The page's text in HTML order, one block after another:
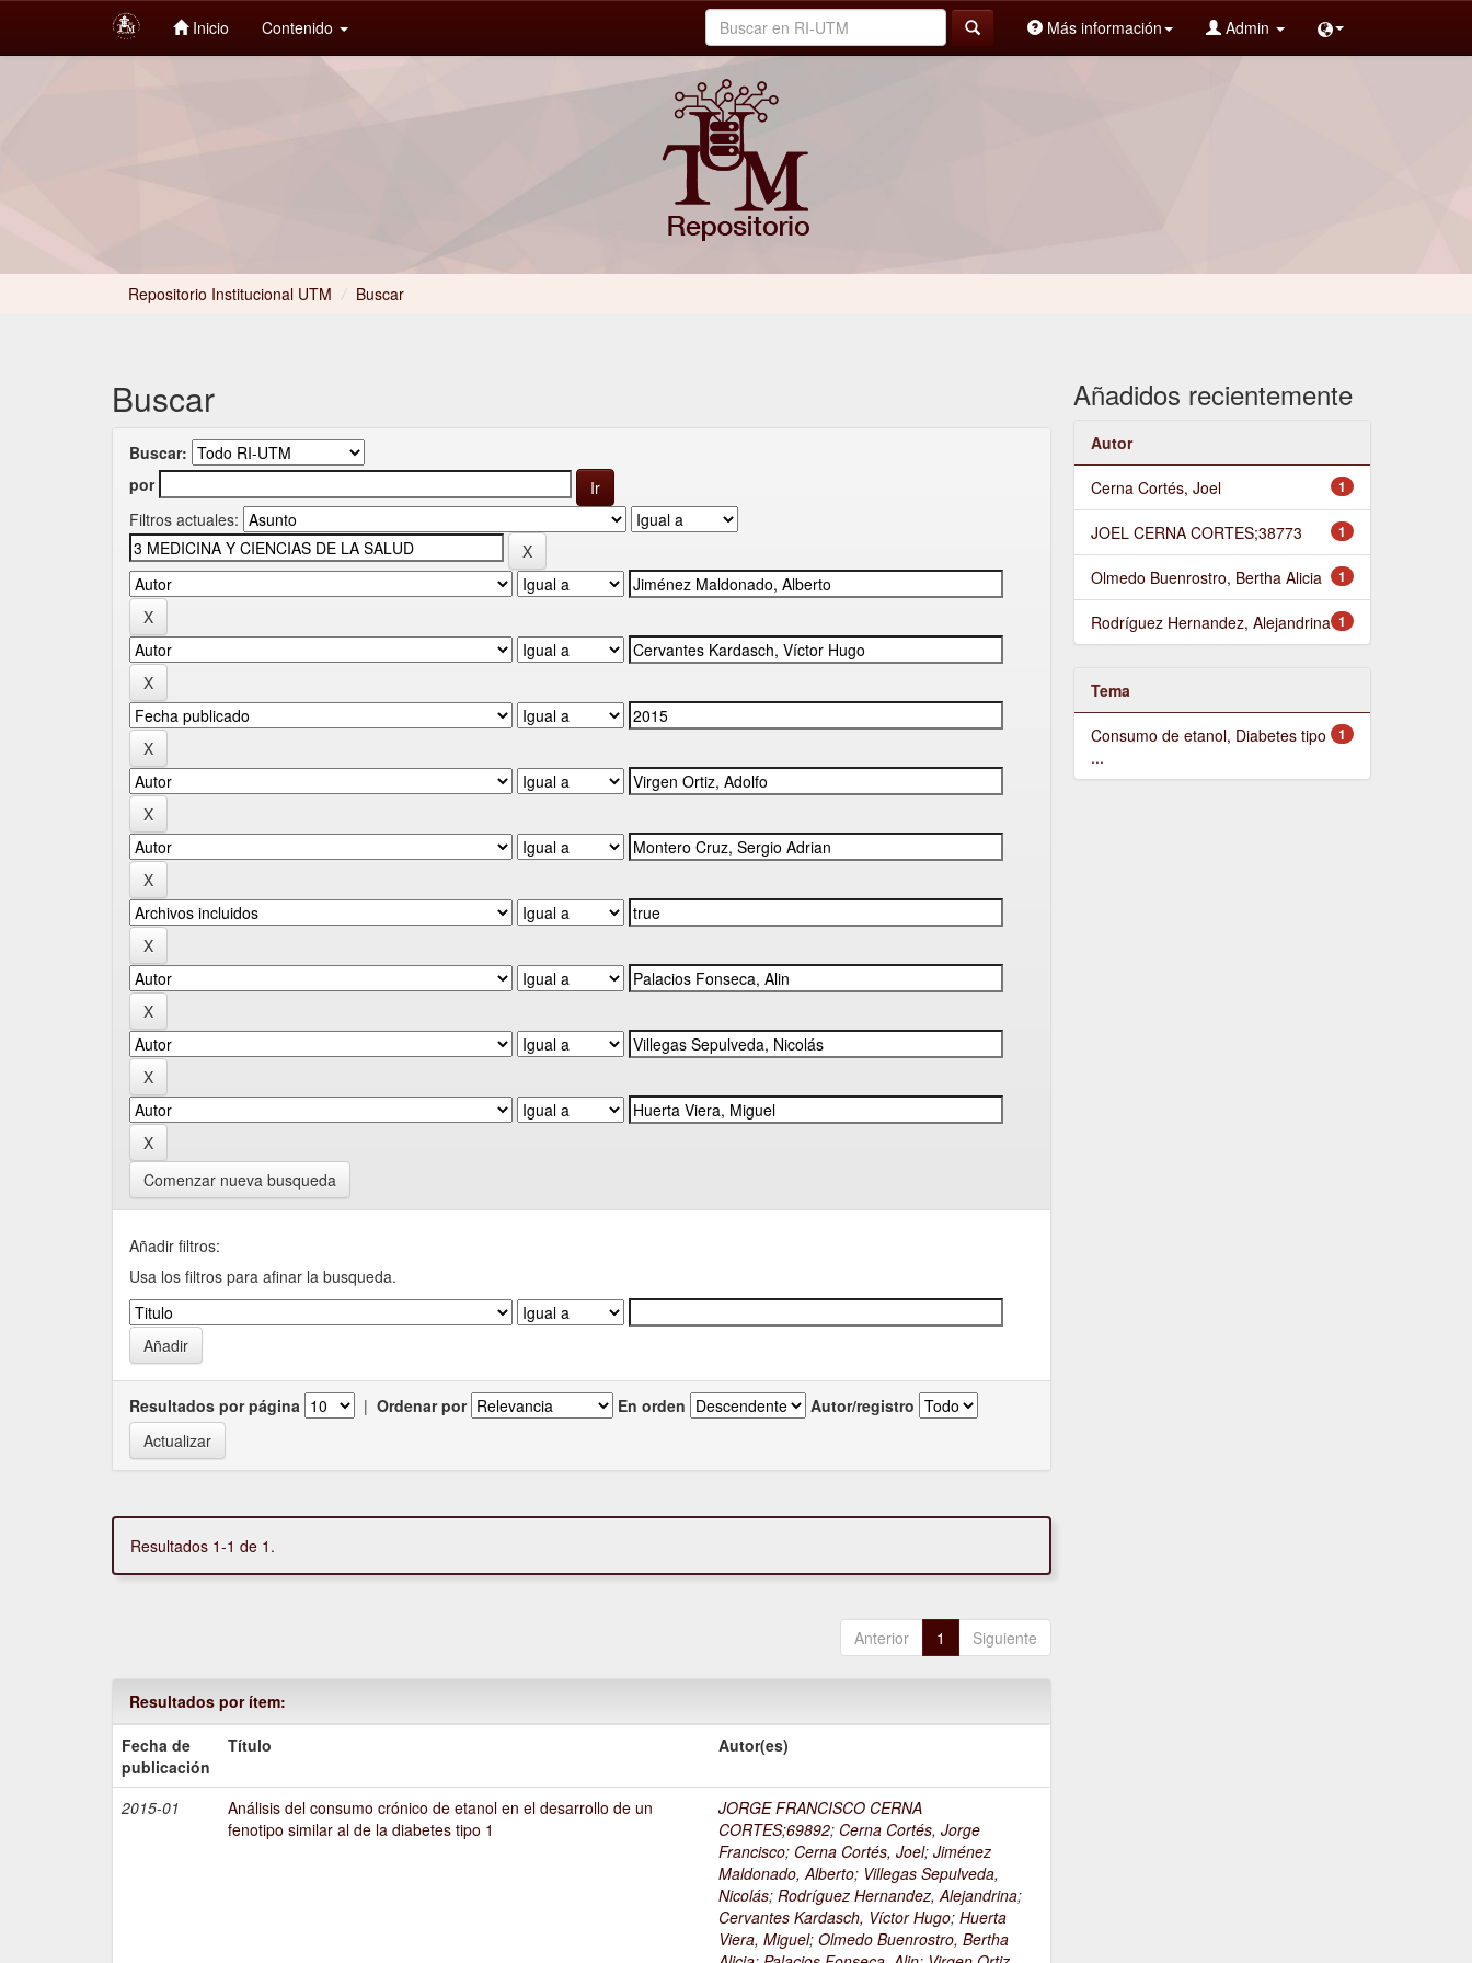
Inicio Contenido Más información Admin
Repositorio Institucional UTM / Buscar
Buscar
Buscar:
por
Filtros actuales:
Comenzar nueva busqueda
Añadir filtros:
Usa los filtros para afinar la busqueda.
Resultados por página | Ordenar por En orden Autor/registro
Resultados 1-1 de 1.
Anterior 1 Siguiente
Resultados por ítem:
Fecha de
publicación
Título Autor(es)
2015-01
Análisis del consumo crónico de etanol en el desarrollo de un
fenotipo similar al de la diabetes tipo 1
JORGE FRANCISCO CERNA
CORTES;69892; Cerna Cortés, Jorge
Francisco; Cerna Cortés, Joel;Jiménez
Maldonado, Alberto; Villegas Sepulveda,
Nicolás;Rodríguez Hernandez, Alejandrina;
Cervantes Kardasch, Víctor Hugo;Huerta
Viera, Miguel;Olmedo Buenrostro, Bertha
Añadidos recientemente
Autor
1
Cerna Cortés, Joel
1
JOEL CERNA CORTES;38773
1
Olmedo Buenrostro, Bertha Alicia
1
Rodríguez Hernandez, Alejandrina
Tema
1
Consumo de etanol, Diabetes tipo
...